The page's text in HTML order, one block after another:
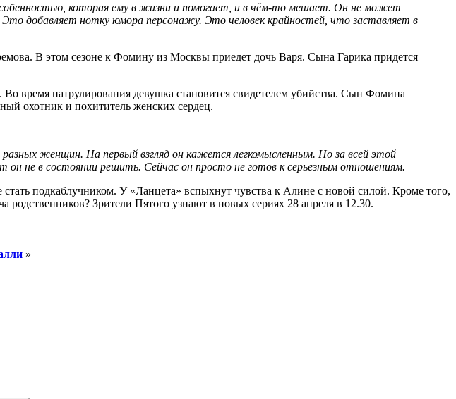
которая ему в жизни и помогает, и в чём-то мешает. Он не может
добавляет нотку юмора персонажу. Это человек крайностей, что заставляет в
В этом сезоне к Фомину из Москвы приедет дочь Варя. Сына Гарика придется
время патрулирования девушка становится свидетелем убийства. Сын Фомина
охотник и похититель женских сердец.
женщин. На первый взгляд он кажется легкомысленным. Но за всей этой
не в состоянии решить. Сейчас он просто не готов к серьезным отношениям.
подкаблучником. У «Ланцета» вспыхнут чувства к Алине с новой силой. Кроме того,
родственников? Зрители Пятого узнают в новых сериях 28 апреля в 12.30.
»